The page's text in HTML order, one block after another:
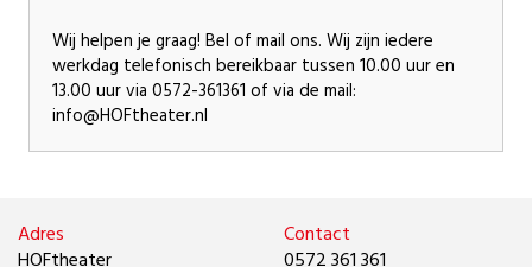
Wij helpen je graag! Bel of mail ons. Wij zijn iedere
werkdag telefonisch bereikbaar tussen 10.00 uur en
13.00 uur via 0572-361361 of via de mail:
info@HOFtheater.nl
Adres
Contact